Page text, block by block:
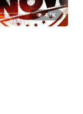
4.1K